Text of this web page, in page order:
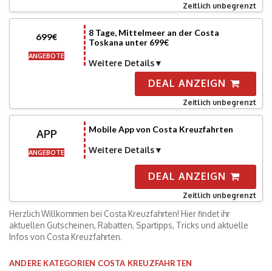
Zeitlich unbegrenzt
699€
ANGEBOTE
8 Tage, Mittelmeer an der Costa
Toskana unter 699€
Weitere Details
DEAL ANZEIGN
Zeitlich unbegrenzt
APP
ANGEBOTE
Mobile App von Costa Kreuzfahrten
Weitere Details
DEAL ANZEIGN
Zeitlich unbegrenzt
Herzlich Willkommen bei Costa Kreuzfahrten! Hier findet ihr
aktuellen Gutscheinen, Rabatten, Spartipps, Tricks und aktuelle
Infos von Costa Kreuzfahrten.
ANDERE KATEGORIEN COSTA KREUZFAHRTEN